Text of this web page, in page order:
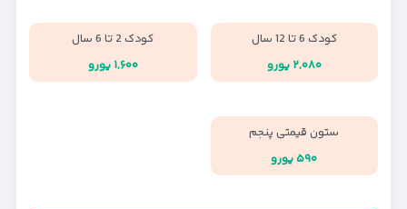
کودک 6 تا 12 سال
۲,۰۸۰ یورو
کودک 2 تا 6 سال
۱,۶۰۰ یورو
ستون قیمتی پنجم
۵۹۰ یورو